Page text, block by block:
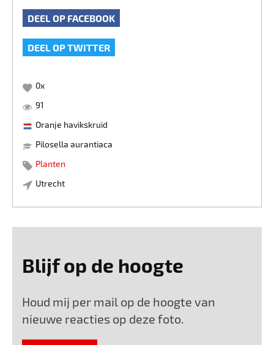
DEEL OP FACEBOOK
DEEL OP TWITTER
0x
91
Oranje havikskruid
Pilosella aurantiaca
Planten
Utrecht
Blijf op de hoogte
Houd mij per mail op de hoogte van
nieuwe reacties op deze foto.